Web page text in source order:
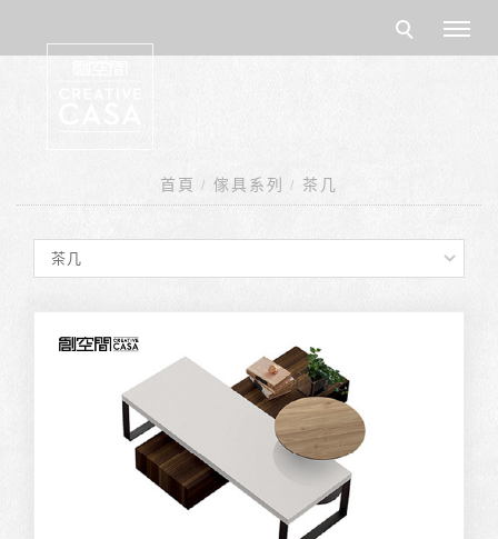
首頁 傢具系列 茶几